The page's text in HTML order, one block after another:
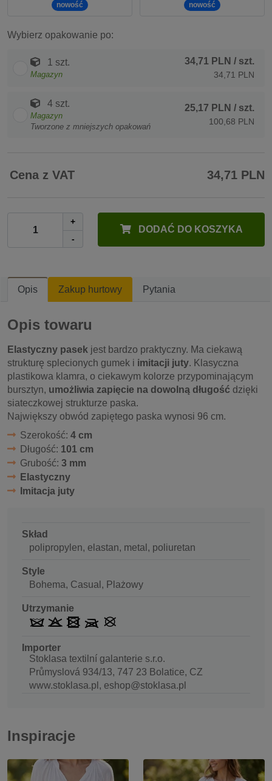
nowość nowość
Wybierz opakowanie po:
1 szt.
Magazyn
34,71 PLN / szt.
34,71 PLN
4 szt.
Magazyn
Tworzone z mniejszych opakowań
25,17 PLN / szt.
100,68 PLN
Cena z VAT 34,71 PLN
+
-
DODAĆ DO KOSZYKA
Opis Zakup hurtowy Pytania
Opis towaru
Elastyczny pasek jest bardzo praktyczny. Ma ciekawą
strukturę splecionych gumek i imitacji juty. Klasyczna
plastikowa klamra, o ciekawym kolorze przypominającym
bursztyn, umożliwia zapięcie na dowolną długość dzięki
siateczkowej strukturze paska.
Największy obwód zapiętego paska wynosi 96 cm.
Szerokość: 4 cm
Długość: 101 cm
Grubość: 3 mm
Elastyczny
Imitacja juty
Skład
polipropylen, elastan, metal, poliuretan
Style
Bohema, Casual, Plażowy
Utrzymanie
Importer
Stoklasa textilní galanterie s.r.o.
Průmyslová 934/13, 747 23 Bolatice, CZ
www.stoklasa.pl, eshop@stoklasa.pl
Inspiracje